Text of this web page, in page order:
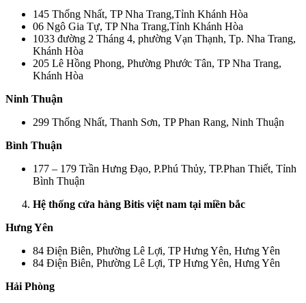
145 Thống Nhất, TP Nha Trang,Tỉnh Khánh Hòa
06 Ngô Gia Tự, TP Nha Trang,Tỉnh Khánh Hòa
1033 đường 2 Tháng 4, phường Vạn Thạnh, Tp. Nha Trang,
Khánh Hòa
205 Lê Hồng Phong, Phường Phước Tân, TP Nha Trang,
Khánh Hòa
Ninh Thuận
299 Thống Nhất, Thanh Sơn, TP Phan Rang, Ninh Thuận
Bình Thuận
177 – 179 Trần Hưng Đạo, P.Phú Thủy, TP.Phan Thiết, Tỉnh
Bình Thuận
Hệ thống cửa hàng Bitis việt nam tại miền bắc
Hưng Yên
84 Điện Biên, Phường Lê Lợi, TP Hưng Yên, Hưng Yên
84 Điện Biên, Phường Lê Lợi, TP Hưng Yên, Hưng Yên
Hải Phòng